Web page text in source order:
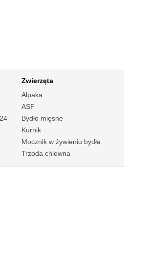
Zwierzęta
Alpaka
ASF
Bydło mięsne
Kurnik
Mocznik w żywieniu bydła
Trzoda chlewna